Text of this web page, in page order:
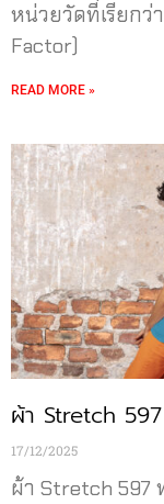
หน่วยวัดที่เรียกว่
Factor)
READ MORE »
ผ้า Stretch 597
17/12/2025
ผ้า Stretch 597